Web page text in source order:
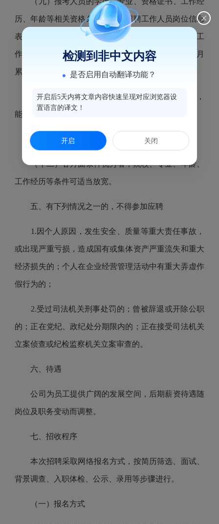
历、年龄等相关资格条件符合《招聘工作人员岗位信息
表》要求。在校期间的实习或社会实践经历不能视为工
作经历，以 报名截止时间为截止日期，年限按足年足月
累计；
（十）身体健康，具有正常履行职责的身体条件，
能适应所任职单位的工作、生活环境条件；
（十 一）本招聘岗位可面向台湾青年；
（十二）各方面条件优秀者，院校、专业、年龄、
工作经历等条件可适当放宽。
五、有下列情况之一的，不得参加应聘
1.因个人原因，发生安全、质量等重大责任事故，
或出现严重亏损，造成国有或集体资产严重流失和重大
经济损失的；个人在企业经营管理活动中有重大弄虚作
假行为的；
2.受过司法机关刑事处罚的；曾被辞退或开除公职
的；正在党纪、政纪处分期限内的；正在接受司法机关
立案侦查或纪检监察机关立案审查的。
六、待遇
公司 为员工提供广阔的发展空间，后期薪资待遇随
岗位及职务变动而调整。
七、招收程序
本次招聘采取网络报名方式，按简历筛选、面试、
背景调查、入职体检、公示、录用等步骤进行。
（一）报名方式
检测到非中文内容
是否启用自动翻译功能？
开启后5天内将文章内容快速呈现对应浏览器设
置语言的译文！
开启 关闭